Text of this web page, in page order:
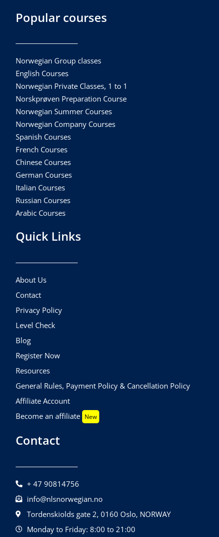
Popular courses
Norwegian Group classes
English Courses
Norwegian Private Classes, 1 to 1
Norskprøven Preparation Course
Norwegian Summer Courses
Norwegian Company Courses
Spanish Courses
French Courses
Chinese Courses
German Courses
Italian Courses
Russian Courses
Arabic Courses
Quick Links
About Us
Contact
Privacy Policy
Level Check
Blog
Register Now
Resources
General Rules, Payment Policy & Cancellation Policy
Affiliate Account
Become an affiliate New
Contact
+ 47 90814756
info@nlsnorwegian.no
Tordenskiolds gate 2, 0160 Oslo, NORWAY
Monday to Friday: 8:00 to 21:00